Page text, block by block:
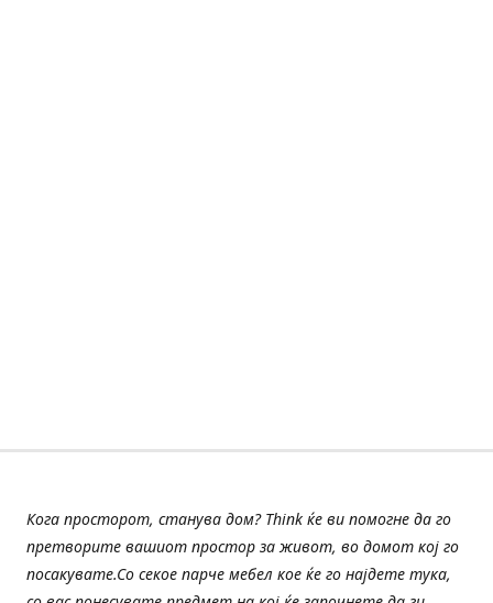
Кога просторот, станува дом? Think ќе ви помогне да го
претворите вашиот простор за живот, во домот кој го
посакувате.Со секое парче мебел кое ќе го најдете тука,